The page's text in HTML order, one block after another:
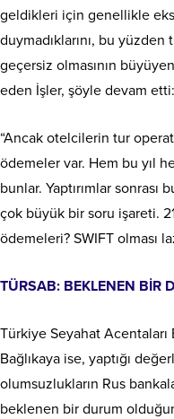
geldikleri için genellikle
duymadıklarını, bu
geçersiz olmasının
eden İşler, şöyle devam etti:
“Ancak otelcilerin tur
ödemeler var. Hem bu yıl
bunlar. Yaptırımlar
çok büyük bir soru işareti.
ödemeleri? SWIFT olması
TÜRSAB: BEKLENEN BİR
Türkiye Seyahat Acentaları
Bağlıkaya ise, yaptığı
olumsuzlukların Rus
beklenen bir durum